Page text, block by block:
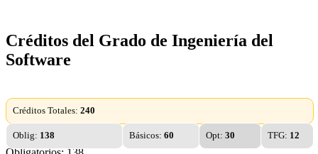
Créditos del Grado de Ingeniería del
Software
Créditos Totales: 240
Oblig: 138 Básicos:60 Opt:30 TFG: 12